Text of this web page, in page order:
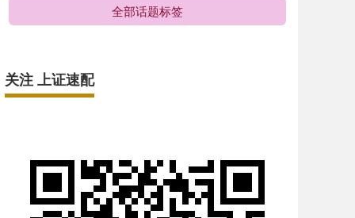
全部话题标签
关注 上证速配